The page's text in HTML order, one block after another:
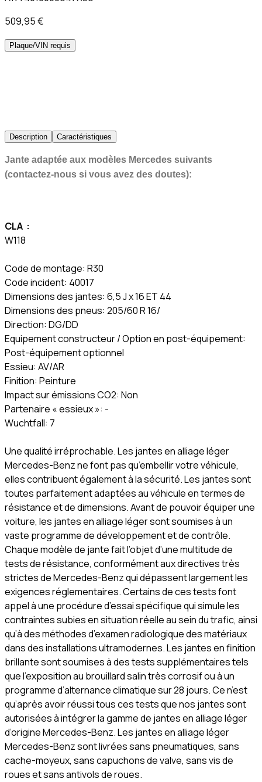
509,95 €
Plaque/VIN requis
Description Caractéristiques
Jante adaptée aux modèles Mercedes suivants
(contactez-nous si vous avez des doutes):
CLA :
W118
Code de montage: R30
Code incident: 40017
Dimensions des jantes: 6,5 J x 16 ET 44
Dimensions des pneus: 205/60 R 16/
Direction: DG/DD
Equipement constructeur / Option en post-équipement:
Post-équipement optionnel
Essieu: AV/AR
Finition: Peinture
Impact sur émissions CO2: Non
Partenaire « essieux »: -
Wuchtfall: 7
Une qualité irréprochable. Les jantes en alliage léger
Mercedes-Benz ne font pas qu’embellir votre véhicule,
elles contribuent également à la sécurité. Les jantes sont
toutes parfaitement adaptées au véhicule en termes de
résistance et de dimensions. Avant de pouvoir équiper une
voiture, les jantes en alliage léger sont soumises à un
vaste programme de développement et de contrôle.
Chaque modèle de jante fait l’objet d’une multitude de
tests de résistance, conformément aux directives très
strictes de Mercedes-Benz qui dépassent largement les
exigences réglementaires. Certains de ces tests font
appel à une procédure d’essai spécifique qui simule les
contraintes subies en situation réelle au sein du trafic, ainsi
qu’à des méthodes d’examen radiologique des matériaux
dans des installations ultramodernes. Les jantes en finition
brillante sont soumises à des tests supplémentaires tels
que l’exposition au brouillard salin très corrosif ou à un
programme d’alternance climatique sur 28 jours. Ce n’est
qu’après avoir réussi tous ces tests que nos jantes sont
autorisées à intégrer la gamme de jantes en alliage léger
d’origine Mercedes-Benz. Les jantes en alliage léger
Mercedes-Benz sont livrées sans pneumatiques, sans
cache-moyeux, sans capuchons de valve, sans vis de
roues et sans antivols de roues.